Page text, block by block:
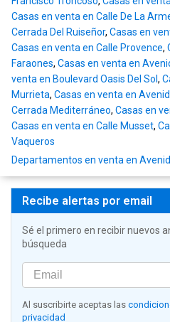
Casas en venta en Calle De La
Cerrada Del Ruiseñor, Casas en
Casas en venta en Calle Provence,
Faraones, Casas en venta en
venta en Boulevard Oasis Del Sol ,
Murrieta, Casas en venta en
Cerrada Mediterráneo, Casas en
Casas en venta en Calle Musset,
Vaqueros
Departamentos en venta en
Recibe alertas por email
Sé el primero en recibir nuevos
búsqueda
Al suscribirte aceptas las
privacidad